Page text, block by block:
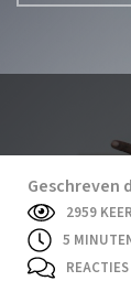
Geschreven
2959
5
REACTIES